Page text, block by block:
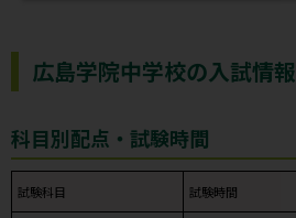
広島学院中学校の入試情報
科目別配点・試験時間
試験科目 試験時間